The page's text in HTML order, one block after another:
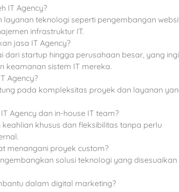
IT Agency?
layanan teknologi seperti pengembangan
infrastruktur IT.
jasa IT Agency?
dari startup hingga perusahaan besar, yang
keamanan sistem IT mereka.
Agency?
pada kompleksitas proyek dan layanan
Agency dan in-house IT team?
khusus dan fleksibilitas tanpa perlu
menangani proyek custom?
solusi teknologi yang
dalam digital marketing?